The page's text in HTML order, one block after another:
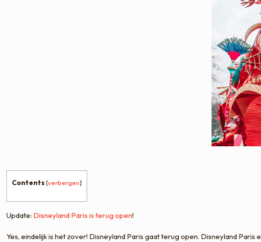
Contents [verbergen]
Update: Disneyland Paris is terug open!
Yes, eindelijk is het zover! Disneyland Paris gaat terug open. Disneyland Paris